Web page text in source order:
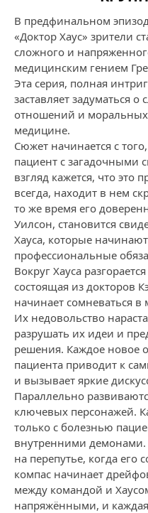
В предфинальном
«Доктор Хаус» зрители
сложного и
медицинским гением
Эта серия, полная
заставляет задуматься
отношений и
медицине.
Сюжет начинается с
пациент с загадочными
взгляд кажется, что это
всегда, находит в нем
то же время его
Уилсон, становится
Хауса, которые
профессиональные
Вокруг Хауса
состоящая из докторов
начинает сомневаться в
Их недовольство
разрушать их идеи и
решения. Каждое новое
пациента приводит к
и вызывает яркие
Параллельно
ключевых персонажей.
только с болезнью
внутренними демонами.
на перепутье, когда
компас начинает
между командой и
напряжёнными, и